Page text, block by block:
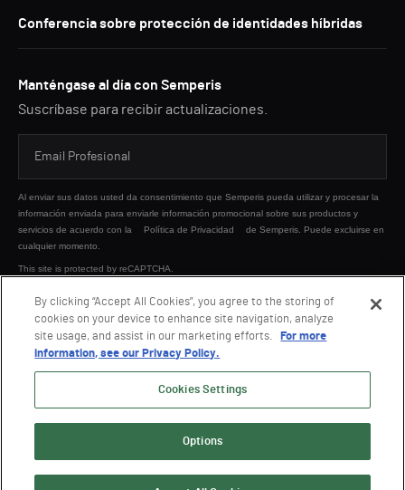
Conferencia sobre protección de identidades híbridas
Manténgase al día con Semperis
Suscríbase para recibir actualizaciones.
Al enviar sus datos usted da consentimiento que Semperis pueda utilizar y procesar la
información enviada para enviarle información promocional sobre sus productos y
servicios de acuerdo con la
Política de Privacidad
de Semperis. Puede excluirse en
cualquier momento.
This site is protected by reCAPTCHA.
ENVIAR
© 2026 Semperis. Todos los derechos reservados.
By clicking “Accept All Cookies”, you agree to the storing of
cookies on your device to enhance site navigation, analyze
site usage, and assist in our marketing efforts.
For more
information, see our Privacy Policy.
Cookies Settings
Options